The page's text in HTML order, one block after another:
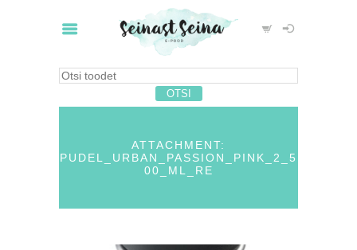
ATTACHMENT:
PUDEL_URBAN_PASSION_PINK_2_5
00_ML_RE